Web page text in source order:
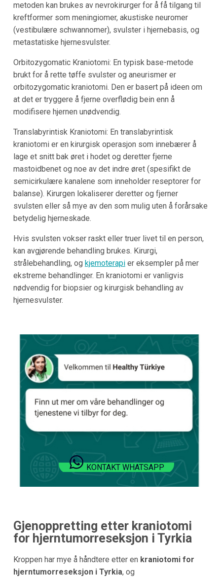
metoden kan brukes av nevrokirurger for å få tilgang til
kreftformer som meningiomer, akustiske neuromer
(vestibulære schwannomer), svulster i hjernebasis, og
metastatiske hjernesvulster.
Orbitozygomatic Kraniotomi: En typisk base-metode
brukt for å rette tøffe svulster og aneurismer er
orbitozygomatic kraniotomi. Den er basert på ideen om
at det er tryggere å fjerne overflødig bein enn å
modifisere hjernen unødvendig.
Translabyrintisk Kraniotomi: En translabyrintisk
kraniotomi er en kirurgisk operasjon som innebærer å
lage et snitt bak øret i hodet og deretter fjerne
mastoidbenet og noe av det indre øret (spesifikt de
semicirkulære kanalene som inneholder reseptorer for
balanse). Kirurgen lokaliserer deretter og fjerner
svulsten eller så mye av den som mulig uten å forårsake
betydelig hjerneskade.
Hvis svulsten vokser raskt eller truer livet til en person,
kan avgjørende behandling brukes. Kirurgi,
strålebehandling, og kjemoterapier eksempler på mer
ekstreme behandlinger. En kraniotomi er vanligvis
nødvendig for biopsier og kirurgisk behandling av
hjernesvulster.
KONTAKT WHATSAPP
Gjenoppretting etter kraniotomi
for hjerntumorreseksjon i Tyrkia
Kroppen har mye å håndtere etter en kraniotomi for
hjerntumorreseksjon i Tyrkia, og